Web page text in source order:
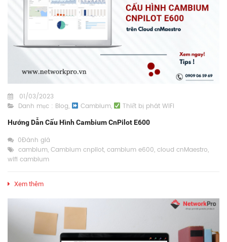
01/03/2023
Danh mục : Blog, Cambium, Thiết bị phát WiFi
Hướng Dẫn Cấu Hình Cambium CnPilot E600
0Đánh giá
cambium, Cambium cnpilot, cambium e600, cloud cnMaestro,
wifi cambium
Xem thêm